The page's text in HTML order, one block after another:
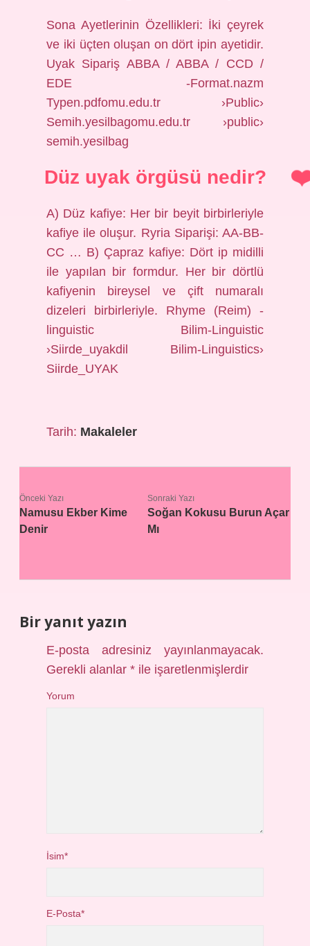
Sona Ayetlerinin Özellikleri: İki çeyrek
ve iki üçten oluşan on dört ipin ayetidir.
Uyak Sipariş ABBA / ABBA / CCD /
EDE -Format.nazm
Typen.pdfomu.edu.tr ›Public›
Semih.yesilbagomu.edu.tr ›public›
semih.yesilbag
Düz uyak örgüsü nedir?
A) Düz kafiye: Her bir beyit birbirleriyle
kafiye ile oluşur. Ryria Siparişi: AA-BB-
CC … B) Çapraz kafiye: Dört ip midilli
ile yapılan bir formdur. Her bir dörtlü
kafiyenin bireysel ve çift numaralı
dizeleri birbirleriyle. Rhyme (Reim) -
linguistic Bilim-Linguistic
›Siirde_uyakdil Bilim-Linguistics›
Siirde_UYAK
Tarih: Makaleler
Önceki Yazı
Namusu Ekber Kime
Denir
Sonraki Yazı
Soğan Kokusu Burun Açar
Mı
Bir yanıt yazın
E-posta adresiniz yayınlanmayacak.
Gerekli alanlar* ile işaretlenmişlerdir
Yorum
İsim*
E-Posta*